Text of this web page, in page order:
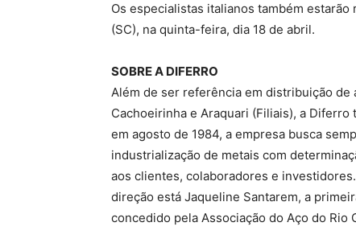
Os especialistas italianos também
(SC), na quinta-feira, dia 18 de abril.
SOBRE A DIFERRO
Além de ser referência em distribuição de
Cachoeirinha e Araquari (Filiais), a
em agosto de 1984, a empresa busca
industrialização de metais com
aos clientes, colaboradores e
direção está Jaqueline Santarem, a
concedido pela Associação do Aço do Rio